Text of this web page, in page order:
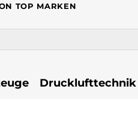
TOP MARKEN
Drucklufttechnik